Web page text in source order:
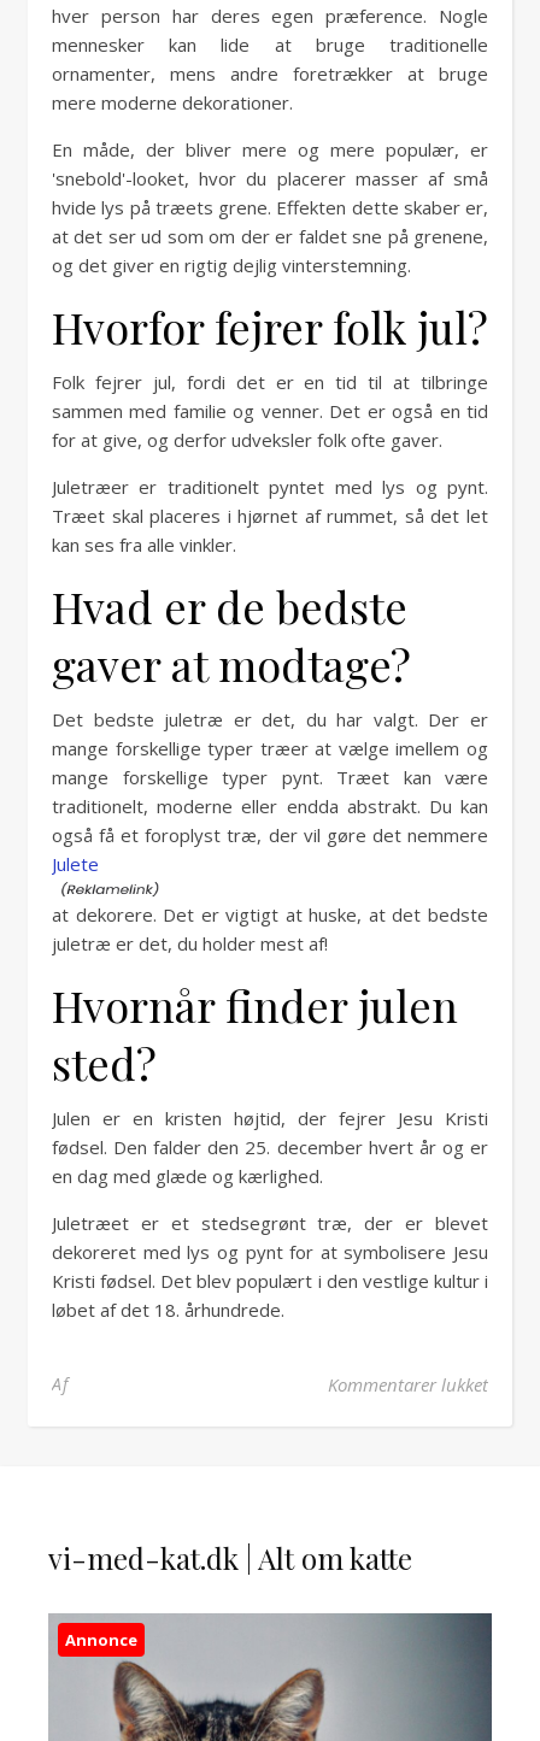
hver person har deres egen præference. Nogle
mennesker kan lide at bruge traditionelle
ornamenter, mens andre foretrækker at bruge
mere moderne dekorationer.
En måde, der bliver mere og mere populær, er
'snebold'-looket, hvor du placerer masser af små
hvide lys på træets grene. Effekten dette skaber er,
at det ser ud som om der er faldet sne på grenene,
og det giver en rigtig dejlig vinterstemning.
Hvorfor fejrer folk jul?
Folk fejrer jul, fordi det er en tid til at tilbringe
sammen med familie og venner. Det er også en tid
for at give, og derfor udveksler folk ofte gaver.
Juletræer er traditionelt pyntet med lys og pynt.
Træet skal placeres i hjørnet af rummet, så det let
kan ses fra alle vinkler.
Hvad er de bedste
gaver at modtage?
Det bedste juletræ er det, du har valgt. Der er
mange forskellige typer træer at vælge imellem og
mange forskellige typer pynt. Træet kan være
traditionelt, moderne eller endda abstrakt. Du kan
også få et foroplyst træ, der vil gøre det nemmere
Julete
at dekorere. Det er vigtigt at huske, at det bedste
juletræ er det, du holder mest af!
Hvornår finder julen
sted?
Julen er en kristen højtid, der fejrer Jesu Kristi
fødsel. Den falder den 25. december hvert år og er
en dag med glæde og kærlighed.
Juletræet er et stedsegrønt træ, der er blevet
dekoreret med lys og pynt for at symbolisere Jesu
Kristi fødsel. Det blev populært i den vestlige kultur i
løbet af det 18. århundrede.
Af Kommentarer lukkettil
vi-med-kat.dk | Alt om katte
Annonce